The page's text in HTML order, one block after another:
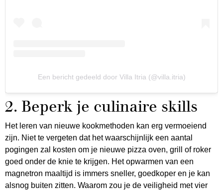
Een bericht gedeeld door Villa Itria (@villa.itria)
2. Beperk je culinaire skills
Het leren van nieuwe kookmethoden kan erg vermoeiend
zijn. Niet te vergeten dat het waarschijnlijk een aantal
pogingen zal kosten om je nieuwe pizza oven, grill of roker
goed onder de knie te krijgen. Het opwarmen van een
magnetron maaltijd is immers sneller, goedkoper en je kan
alsnog buiten zitten. Waarom zou je de veiligheid met vier